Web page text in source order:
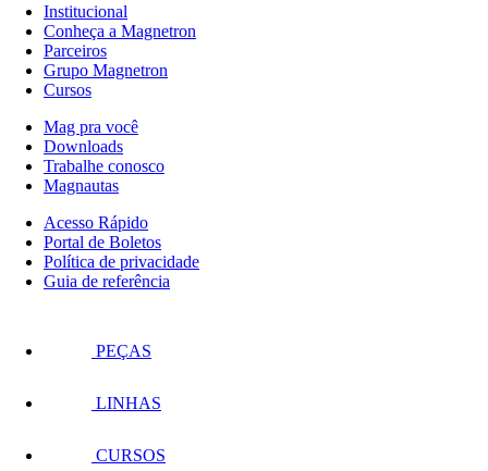
Institucional
Conheça a Magnetron
Parceiros
Grupo Magnetron
Cursos
Mag pra você
Downloads
Trabalhe conosco
Magnautas
Acesso Rápido
Portal de Boletos
Política de privacidade
Guia de referência
PEÇAS
LINHAS
CURSOS